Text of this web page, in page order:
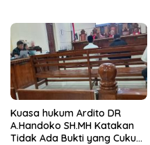
Kuasa hukum Ardito DR
A.Handoko SH.MH Katakan
Tidak Ada Bukti yang Cukup